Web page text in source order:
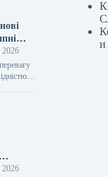
За
и